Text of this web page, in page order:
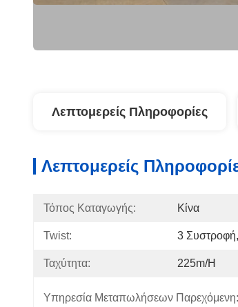
Λεπτομερείς Πληροφορίες
Λεπτομερείς
Τόπος Καταγωγής: Κίνα
Twist: 3
Ταχύτητα: 225m/h
Υπηρεσία Μεταπωλήσεων Παρεχόμενη: